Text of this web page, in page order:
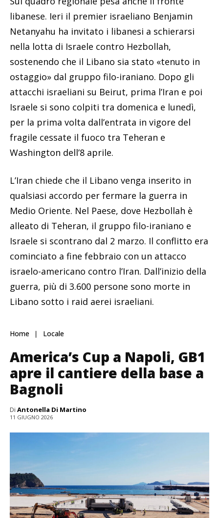
libanese. Ieri il premier israeliano Benjamin
Netanyahu ha invitato i libanesi a schierarsi
nella lotta di Israele contro Hezbollah,
sostenendo che il Libano sia stato «tenuto in
ostaggio» dal gruppo filo-iraniano. Dopo gli
attacchi israeliani su Beirut, prima l’Iran e poi
Israele si sono colpiti tra domenica e lunedì,
per la prima volta dall’entrata in vigore del
fragile cessate il fuoco tra Teheran e
Washington dell’8 aprile.
L’Iran chiede che il Libano venga inserito in
qualsiasi accordo per fermare la guerra in
Medio Oriente. Nel Paese, dove Hezbollah è
alleato di Teheran, il gruppo filo-iraniano e
Israele si scontrano dal 2 marzo. Il conflitto era
cominciato a fine febbraio con un attacco
israelo-americano contro l’Iran. Dall’inizio della
guerra, più di 3.600 persone sono morte in
Libano sotto i raid aerei israeliani.
Home Locale
America’s Cup a Napoli, GB1
apre il cantiere della base a
Bagnoli
Di Antonella Di Martino
11 GIUGNO 2026